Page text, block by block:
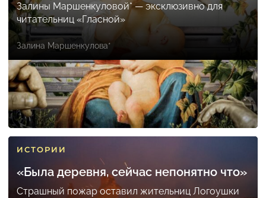
Залины Маршенкуловой* — эксклюзивно для
читательниц «Гласной»
Залина Маршенкулова*
ИСТОРИИ
«Была деревня, сейчас непонятно что»
Страшный пожар оставил жительниц Логоушки